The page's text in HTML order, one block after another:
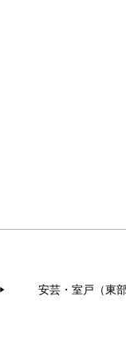
▶︎ 安芸・室戸（東